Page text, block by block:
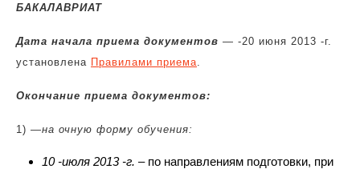
БАКАЛАВРИАТ
Дата начала приема документов — -20 июня 2013 -г.
установлена Правилами приема
Окончание приема документов:
1) —на очную форму обучения:
10 -июля 2013 -г. – по направлениям подготовки, при